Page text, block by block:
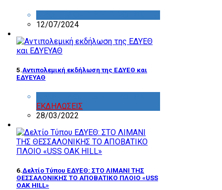
12/07/2024
5.Aντιπολεμική εκδήλωση της ΕΔΥΕΘ και
ΕΔΥΕΥΑΘ
ΕΚΔΗΛΩΣΕΙΣ
28/03/2022
6.Δελτίο Τύπου ΕΔΥΕΘ: ΣΤΟ ΛΙΜΑΝΙ ΤΗΣ
ΘΕΣΣΑΛΟΝΙΚΗΣ ΤΟ ΑΠΟΒΑΤΙΚΟ ΠΛΟΙΟ «USS
OAK HILL»